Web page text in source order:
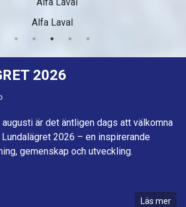
Alfa Laval
2026
augusti är det äntligen dags att välkomna
2026 – en inspirerande
gemenskap och utveckling.
Läs mer